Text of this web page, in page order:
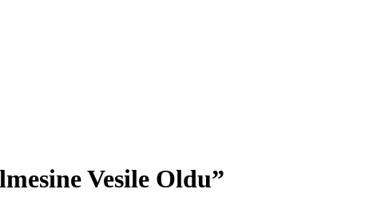
Vesile Oldu”